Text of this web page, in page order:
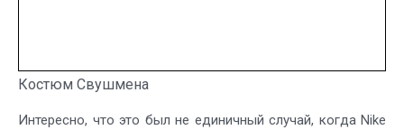
Костюм Свушмена
Интересно, что это был не единичный случай, когда Nike